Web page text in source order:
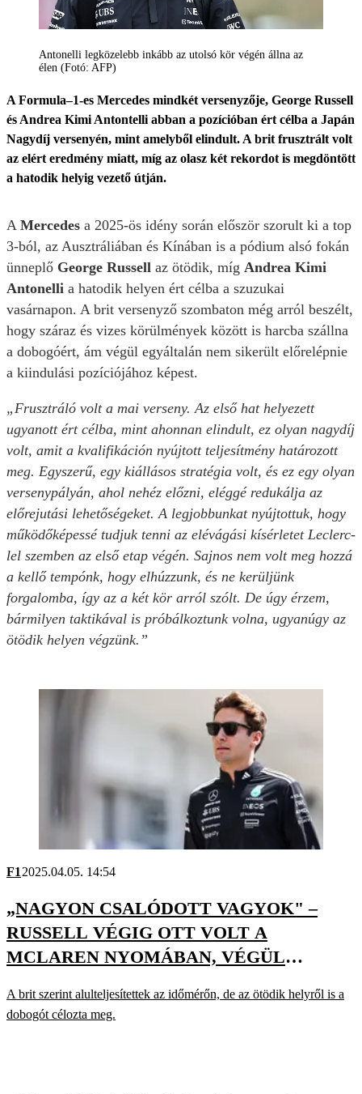
Antonelli legközelebb inkább az utolsó kör végén állna az
élen (Fotó: AFP)
A Formula–1-es Mercedes mindkét versenyzője, George Russell
és Andrea Kimi Antontelli abban a pozícióban ért célba a Japán
Nagydíj versenyén, mint amelyből elindult. A brit frusztrált volt
az elért eredmény miatt, míg az olasz két rekordot is megdöntött
a hatodik helyig vezető útján.
A Mercedes a 2025-ös idény során először szorult ki a top
3-ból, az Ausztráliában és Kínában is a pódium alsó fokán
ünneplő George Russell az ötödik, míg Andrea Kimi
Antonelli a hatodik helyen ért célba a szuzukai
vasárnapon. A brit versenyző szombaton még arról beszélt,
hogy száraz és vizes körülmények között is harcba szállna
a dobogóért, ám végül egyáltalán nem sikerült előrelépnie
a kiindulási pozíciójához képest.
„Frusztráló volt a mai verseny. Az első hat helyezett
ugyanott ért célba, mint ahonnan elindult, ez olyan nagydíj
volt, amit a kvalifikáción nyújtott teljesítmény határozott
meg. Egyszerű, egy kiállásos stratégia volt, és ez egy olyan
versenypályán, ahol nehéz előzni, eléggé redukálja az
előrejutási lehetőségeket. A legjobbunkat nyújtottuk, hogy
működőképessé tudjuk tenni az elévágási kísérletet Leclerc-
lel szemben az első etap végén. Sajnos nem volt meg hozzá
a kellő tempónk, hogy elhúzzunk, és ne kerüljünk
forgalomba, így az a két kör arról szólt. De úgy érzem,
bármilyen taktikával is próbálkoztunk volna, ugyanúgy az
ötödik helyen végzünk.”
F1 2025.04.05. 14:54
„NAGYON CSALÓDOTT VAGYOK" –
RUSSELL VÉGIG OTT VOLT A
MCLAREN NYOMÁBAN, VÉGÜL
A brit szerint alulteljesítettek az időmérőn, de az ötödik helyről is a
dobogót célozta meg.